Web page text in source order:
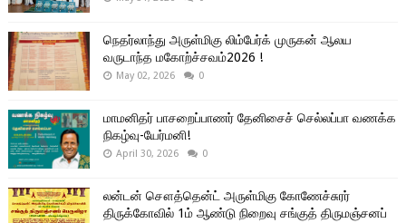
நெதர்லாந்து அருள்மிகு லிம்பேர்க் முருகன் ஆலய
வருடாந்த மகோற்ச்சவம்2026 !
May 02, 2026 0
மாமனிதர் பாசறைப்பாணர் தேனிசைச் செல்லப்பா வணக்க
நிகழ்வு-யேர்மனி!
April 30, 2026 0
லன்டன் சௌத்தென்ட் அருள்மிகு கோணேச்சுரர்
திருக்கோவில் 1ம் ஆண்டு நிறைவு சங்குத் திருமஞ்சனப்